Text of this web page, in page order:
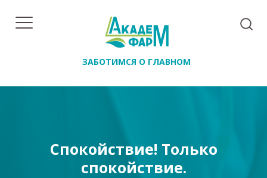
ЗАБОТИМСЯ О ГЛАВНОМ
Спокойствие! Только
спокойствие.